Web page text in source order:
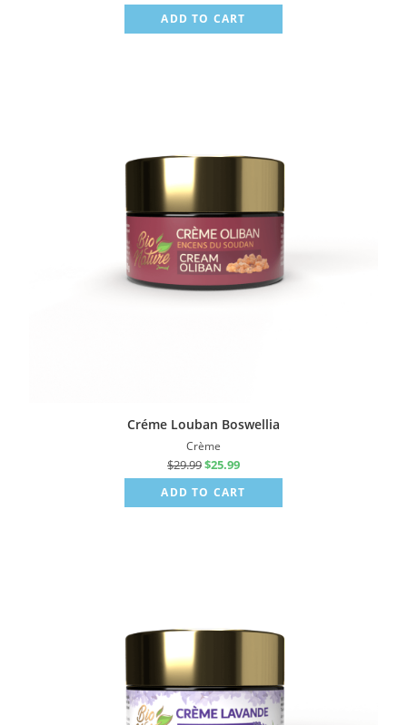
ADD TO CART
Créme Louban Boswellia
Crème
$29.99$25.99
ADD TO CART